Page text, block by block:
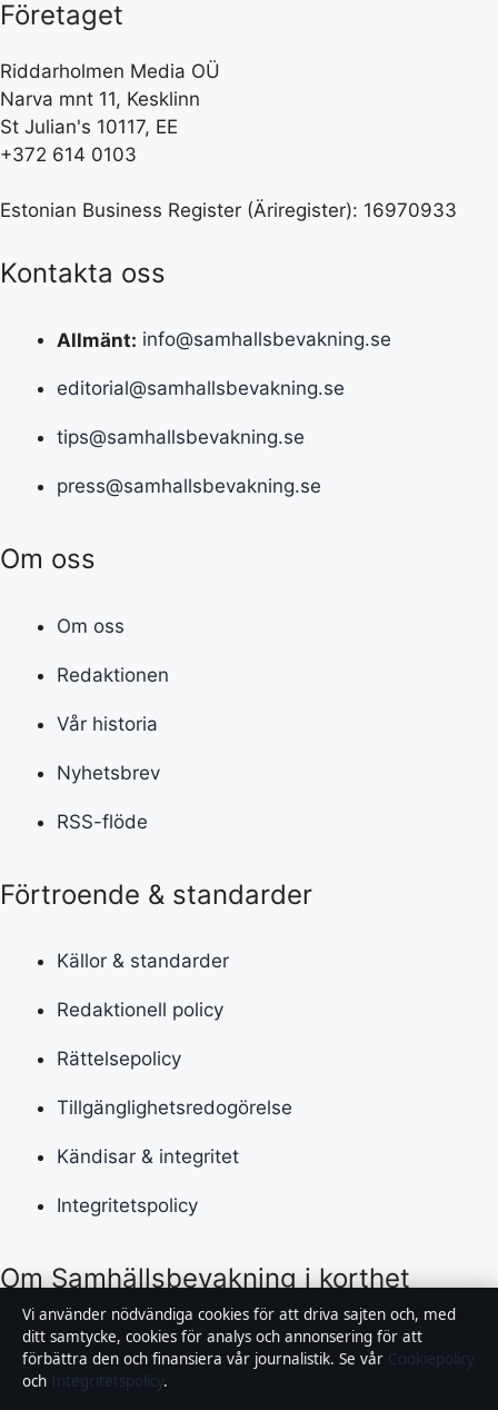
Företaget
Riddarholmen Media OÜ
Narva mnt 11, Kesklinn
St Julian's 10117, EE
+372 614 0103
Estonian Business Register (Äriregister): 16970933
Kontakta oss
Allmänt: info@samhallsbevakning.se
editorial@samhallsbevakning.se
tips@samhallsbevakning.se
press@samhallsbevakning.se
Om oss
Om oss
Redaktionen
Vår historia
Nyhetsbrev
RSS-flöde
Förtroende & standarder
Källor & standarder
Redaktionell policy
Rättelsepolicy
Tillgänglighetsredogörelse
Kändisar & integritet
Integritetspolicy
Om Samhällsbevakning i korthet
Samhällsbevakning är en oberoende svensk digital
nyhetssajt med fokus på film, tv, kultur och
nöjesnyheter. Varje artikel har en namngiven byline,
Vi använder nödvändiga cookies för att driva sajten och, med
ditt samtycke, cookies för analys och annonsering för att
förbättra den och finansiera vår journalistik. Se vår Cookiepolicy
och Integritetspolicy.